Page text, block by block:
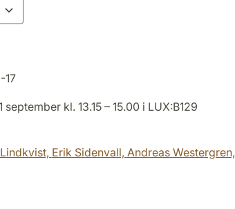
17
september kl. 13.15 – 15.00 i LUX:B129
Erik Sidenvall, Andreas Westergren,